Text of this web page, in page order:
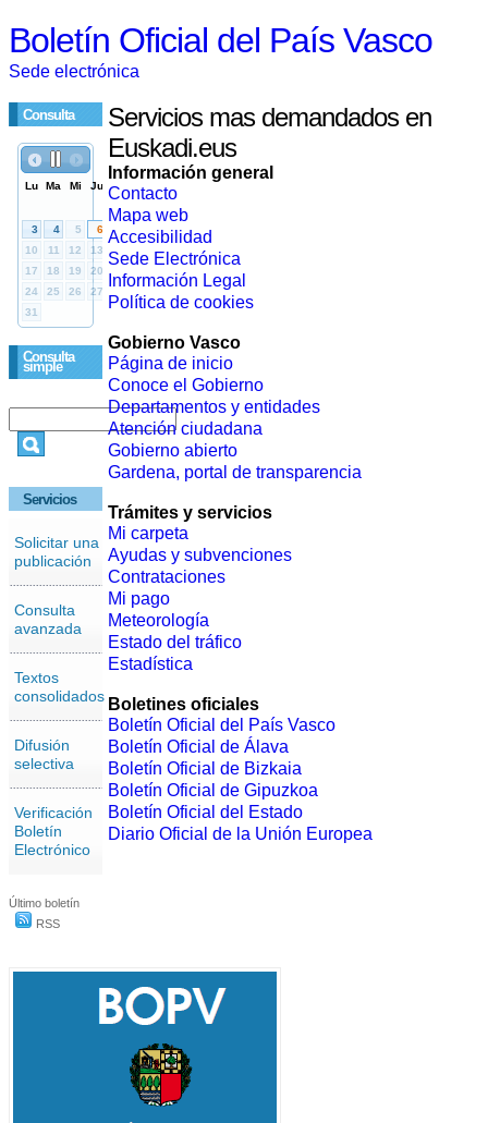
Boletín Oficial del País Vasco
Sede electrónica
Consulta
Consulta
simple
Servicios
Solicitar una
publicación
Consulta
avanzada
Textos
consolidados
Difusión
selectiva
Verificación
Boletín
Electrónico
Último boletín
RSS
Servicios mas demandados en
Euskadi.eus
Información general
Contacto
Mapa web
Accesibilidad
Sede Electrónica
Información Legal
Política de cookies
Gobierno Vasco
Página de inicio
Conoce el Gobierno
Departamentos y entidades
Atención ciudadana
Gobierno abierto
Gardena, portal de transparencia
Trámites y servicios
Mi carpeta
Ayudas y subvenciones
Contrataciones
Mi pago
Meteorología
Estado del tráfico
Estadística
Boletines oficiales
Boletín Oficial del País Vasco
Boletín Oficial de Álava
Boletín Oficial de Bizkaia
Boletín Oficial de Gipuzkoa
Boletín Oficial del Estado
Diario Oficial de la Unión Europea